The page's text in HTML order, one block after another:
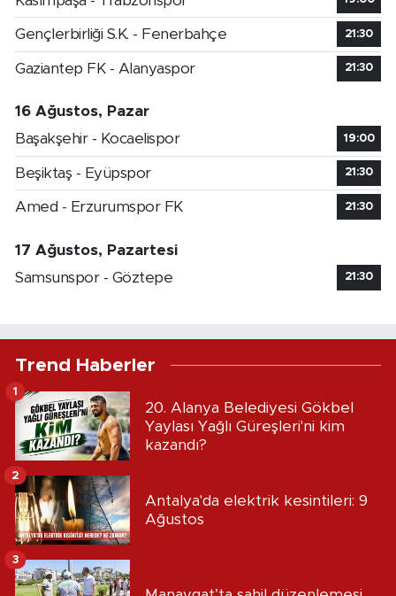
Gençlerbirliği S.K. - Fenerbahçe 21:30
Gaziantep FK - Alanyaspor 21:30
16 Ağustos, Pazar
Başakşehir - Kocaelispor
19:00
Beşiktaş - Eyüpspor 21:30
Amed - Erzurumspor FK 21:30
17 Ağustos, Pazartesi
Samsunspor - Göztepe
21:30
Trend Haberler
20. Alanya Belediyesi Gökbel
Yaylası Yağlı Güreşleri'ni kim
kazandı?
1
Antalya'da elektrik kesintileri: 9
Ağustos
2
3